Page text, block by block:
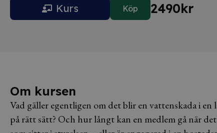
Kurs Köp 2490kr
Om kursen
Vad gäller egentligen om det blir en vattenskada i
på rätt sätt? Och hur långt kan en medlem gå när